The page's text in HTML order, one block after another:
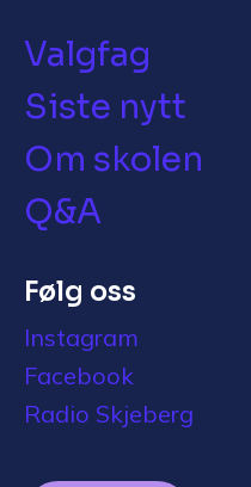
Valgfag
Siste nytt
Om skolen
Q&A
Følg oss
Instagram
Facebook
Radio Skjeberg